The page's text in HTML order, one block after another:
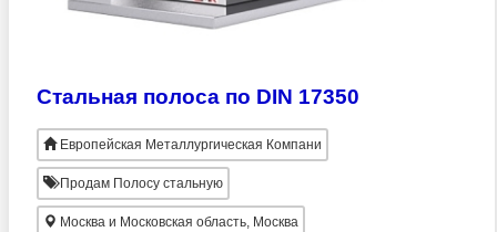
Стальная полоса по DIN 17350
Европейская Металлургическая Компани
Продам Полосу стальную
Москва и Московская область, Москва